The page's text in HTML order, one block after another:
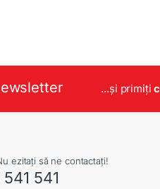
...și primiți
ezitați să ne contactați!
541